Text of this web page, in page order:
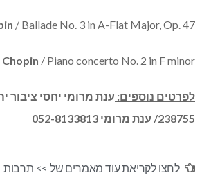
/ Ballade No. 3 in A-Flat Major, Op. 47
Chopin / Piano concerto No. 2 in F minor
לפרטים נוספים:
238755/ ענת מרומי 052-8133813
לחצו לקריאת עוד מאמרים של >> תרבות